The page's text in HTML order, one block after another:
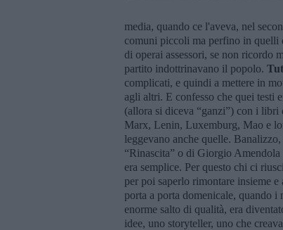
media, quando ce l'aveva, nel
comuni piccoli ma perfino in quelli
di operai assessori, se non ricordo
partito indottrinavano il popolo.
complicati, e quindi a mettere in
agli altri. E confesso che quei testi
(allora si diceva “ganzi”) con i
Marx, Lenin, Luxemburg, Mao e
leggevano anche quelle.
“Rinascita” o di Giorgio
era semplice. Per questo chi ci
per poi saperlo rimontare insieme
porta a porta domenicale, quando i
enorme salto di qualità, era
idee, uno storyteller, uno che